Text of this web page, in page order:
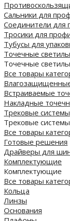
Сальники для
Соединители для
Тросики для
Тубусы для
Точечные
Точечные
Все товары
Встраиваемые
Накладные
Трековые системы
Трековые системы
Все товары
Готовые решения
Драйверы для
Комплектующие
Комплектующие
Все товары
Кольца
Линзы
Основания